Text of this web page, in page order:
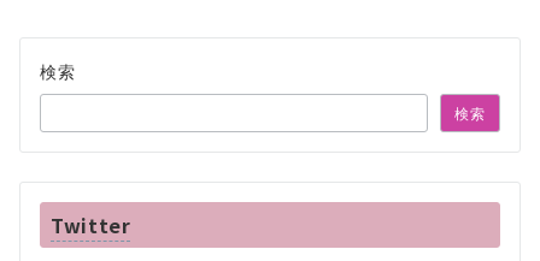
検索
検索
Twitter